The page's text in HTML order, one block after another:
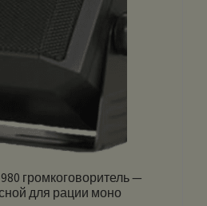
громкоговоритель —
для рации моно